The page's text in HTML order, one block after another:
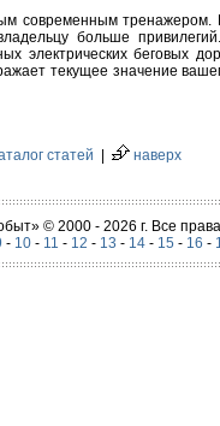
современным тренажером.
больше
электрических беговых
текущее значение
статей наверх
© 2000 - 2026 г. Все
- 10- 11 - 12 - 13 - 14- 15 - 16 -